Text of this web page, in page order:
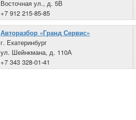
Восточная ул., д. 5В
+7 912 215-85-85
Авторазбор «Гранд Сервис»
г. Екатеринбург
ул. Шейнкмана, д. 110А
+7 343 328-01-41